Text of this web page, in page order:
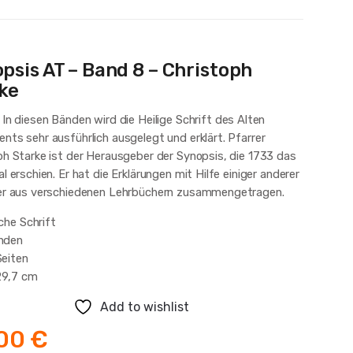
AT – Band 8 – Christoph
In diesen Bänden wird die Heilige Schrift des Alten
sehr ausführlich ausgelegt und erklärt. Pfarrer
Starke ist der Herausgeber der Synopsis, die 1733 das
erschien. Er hat die Erklärungen mit Hilfe einiger anderer
aus verschiedenen Lehrbüchern zusammengetragen.
Schrift
cm
Add to wishlist
€